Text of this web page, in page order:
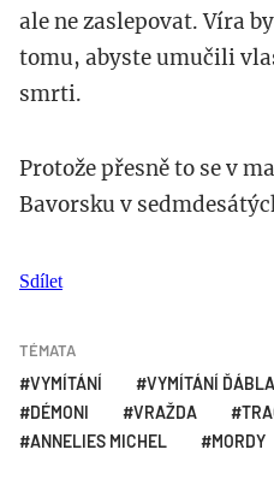
ale ne zaslepovat. Víra
tomu, abyste umučili
smrti.
Protože přesně to se v
Bavorsku v
Sdílet
TÉMATA
VYMÍTÁNÍ VYMÍTÁNÍ ĎÁBLA
DÉMONI
VRAŽDA
ANNELIES MICHEL
MORDY